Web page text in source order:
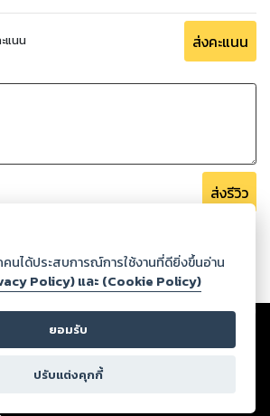
แนน ส่งคะแนน
ส่งรีวิว
Co., Ltd. - สตอรี่ล็อกขอสงวนสิทธิ์ไม่รับผิดชอบ
หลดผ่านเว็บไซต์และปรากฏว่าละเมิดสิทธิใน
ลอื่นหรือขัดต่อกฎหมายและศีลธรรม ดังนั้น ผู้อ่าน
นการกลั่นกรองด้วยตนเอง และหากท่านพบว่าส่วน
ะศีลธรรม กรุณาแจ้งมายังบริษัท เพื่อทีมงานจะได้
งสตอรี่ล็อกขอสงวนลิขสิทธิ์ตามพระราชบัญญัติ
คนได้ประสบการณ์การใช้งานที่ดียิ่งขึ้นอ่าน
Policy) และ (Cookie Policy)
ยอมรับ
ปรับแต่งคุกกี้